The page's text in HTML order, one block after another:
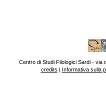
Centro di Studi Filologici Sardi - via
credits | Informativa sulla